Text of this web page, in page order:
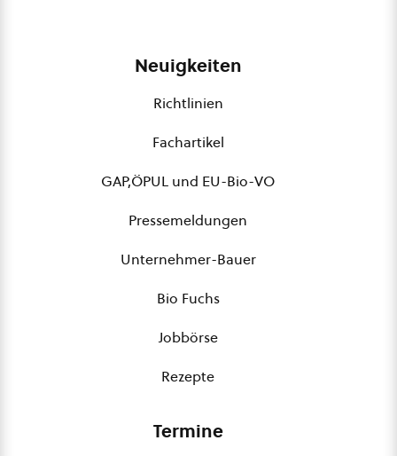
Neuigkeiten
Richtlinien
Fachartikel
GAP,ÖPUL und EU-Bio-VO
Pressemeldungen
Unternehmer-Bauer
Bio Fuchs
Jobbörse
Rezepte
Termine